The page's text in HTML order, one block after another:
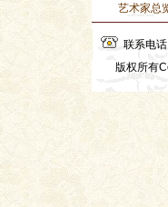
艺术家总
联系电
版权所有